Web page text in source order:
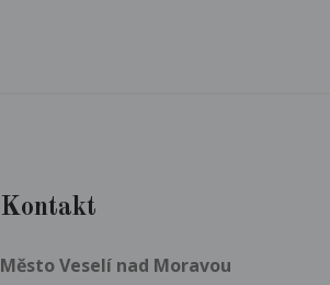
Kontakt
Město Veselí nad Moravou